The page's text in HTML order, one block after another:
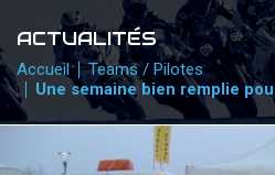
PHOTOS / WEB TV
PARTENAIRES
PRESSE
ACTUALITÉS
Accueil
Teams / Pilotes
Une semaine bien remplie